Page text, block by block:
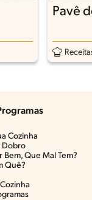
Pavê
Cozinha
Dobro
Bem, Que Mal Tem?​
Quê?​